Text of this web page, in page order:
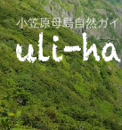
コ
ン
テ
ン
ツ
へ
小笠原母島自然ガ